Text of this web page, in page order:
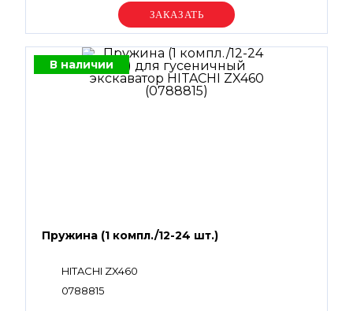
Уточняйте цену
В наличии
Пружина (1 компл./12-24 шт.)
HITACHI ZX460
0788815